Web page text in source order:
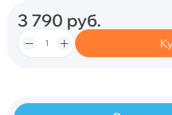
3 790 руб.